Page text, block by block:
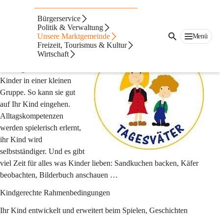
Bürgerservice
Politik & Verwaltung
Unsere Marktgemeinde
Freizeit, Tourismus & Kultur
Wirtschaft
Menü
Tagesmütter
Familiennahe Betreuung
Jedes Kind ist einzigartig,
auch seine Bedürfnisse. J
Kinder in einer kleinen
Gruppe. So kann sie gut
auf Ihr Kind eingehen.
Alltagskompetenzen
werden spielerisch erlernt,
ihr Kind wird
selbstständiger. Und es gibt
viel Zeit für alles was Kinder lieben: Sandkuchen backen, Käfer
beobachten, Bilderbuch anschauen …
Kindgerechte Rahmenbedingungen
Ihr Kind entwickelt und erweitert beim Spielen, Geschichten